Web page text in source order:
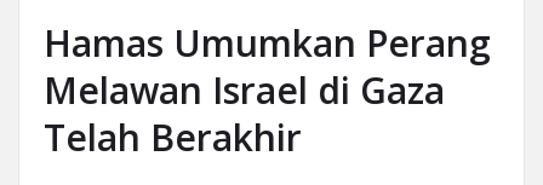
Hamas Umumkan Perang
Melawan Israel di Gaza
Telah Berakhir